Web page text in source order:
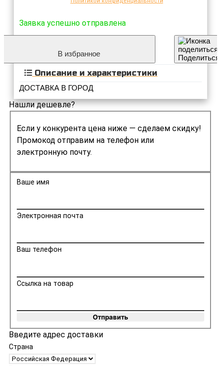
Заявка успешно отправлена
В избранное Поделиться
Описание и характеристики
ДОСТАВКА В ГОРОД
Нашли дешевле?
Если у конкурента цена ниже — сделаем скидку!
Промокод отправим на телефон или
электронную почту.
Ваше имя
Электронная почта
Ваш телефон
Ссылка на товар
Отправить
Введите адрес доставки
Страна